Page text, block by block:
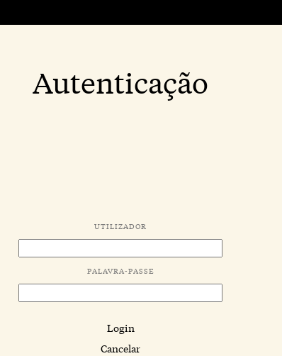
Autenticação
UTILIZADOR
PALAVRA-PASSE
Login
Cancelar